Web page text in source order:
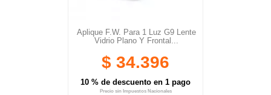
Aplique F.W. Para 1 Luz G9 Lente
Vidrio Plano Y Frontal...
$ 34.396
10 % de descuento en 1 pago
Precio sin Impuestos Nacionales